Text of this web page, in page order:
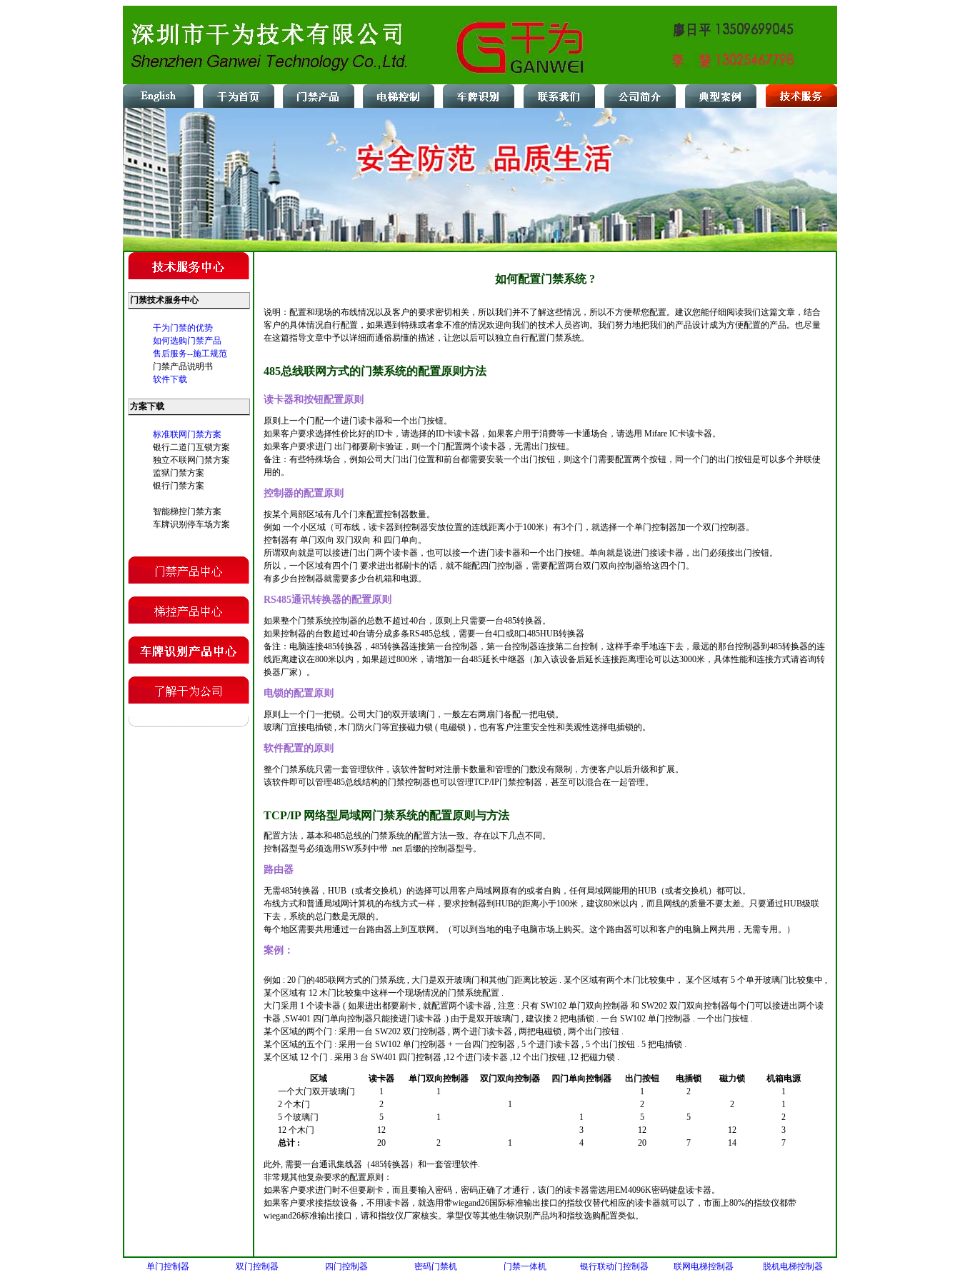
门禁技术服务中心
干为门禁的优势
如何选购门禁产品
售后服务--施工规范
门禁产品说明书
软件下载
方案下载
标准联网门禁方案
银行二道门互锁方案
独立不联网门禁方案
监狱门禁方案
银行门禁方案
智能梯控门禁方案
车牌识别停车场方案
如何配置门禁系统 ?
说明：配置和现场的布线情况以及客户的要求密切相关，所以我们并不了解这些情况，所以不方便帮您配置。建议您能仔细阅读我们这篇文章，结合
客户的具体情况自行配置，如果遇到特殊或者拿不准的情况欢迎向我们的技术人员咨询。我们努力地把我们的产品设计成为方便配置的产品。也尽量
在这篇指导文章中予以详细而通俗易懂的描述，让您以后可以独立自行配置门禁系统。
485总线联网方式的门禁系统的配置原则方法
读卡器和按钮配置原则
原则上一个门配一个进门读卡器和一个出门按钮。
如果客户要求选择性价比好的ID卡，请选择的ID卡读卡器，如果客户用于消费等一卡通场合，请选用 Mifare IC卡读卡器。
如果客户要求进门 出门都要刷卡验证，则一个门配置两个读卡器，无需出门按钮。
备注：有些特殊场合，例如公司大门出门位置和前台都需要安装一个出门按钮，则这个门需要配置两个按钮，同一个门的出门按钮是可以多个并联使
用的。
控制器的配置原则
按某个局部区域有几个门来配置控制器数量。
例如 一个小区域（可布线，读卡器到控制器安放位置的连线距离小于100米）有3个门，就选择一个单门控制器加一个双门控制器。
控制器有 单门双向 双门双向 和 四门单向。
所谓双向就是可以接进门出门两个读卡器，也可以接一个进门读卡器和一个出门按钮。单向就是说进门接读卡器，出门必须接出门按钮。
所以，一个区域有四个门 要求进出都刷卡的话，就不能配四门控制器，需要配置两台双门双向控制器给这四个门。
有多少台控制器就需要多少台机箱和电源。
RS485通讯转换器的配置原则
如果整个门禁系统控制器的总数不超过40台，原则上只需要一台485转换器。
如果控制器的台数超过40台请分成多条RS485总线，需要一台4口或8口485HUB转换器
备注：电脑连接485转换器，485转换器连接第一台控制器，第一台控制器连接第二台控制，这样手牵手地连下去，最远的那台控制器到485转换器的连
线距离建议在800米以内，如果超过800米，请增加一台485延长中继器（加入该设备后延长连接距离理论可以达3000米，具体性能和连接方式请咨询转
换器厂家）。
电锁的配置原则
原则上一个门一把锁。公司大门的双开玻璃门，一般左右两扇门各配一把电锁。
玻璃门宜接电插锁 , 木门防火门等宜接磁力锁 ( 电磁锁 )，也有客户注重安全性和美观性选择电插锁的。
软件配置的原则
整个门禁系统只需一套管理软件，该软件暂时对注册卡数量和管理的门数没有限制，方便客户以后升级和扩展。
该软件即可以管理485总线结构的门禁控制器也可以管理TCP/IP门禁控制器，甚至可以混合在一起管理。
TCP/IP 网络型局域网门禁系统的配置原则与方法
配置方法，基本和485总线的门禁系统的配置方法一致。存在以下几点不同。
控制器型号必须选用SW系列中带 .net 后缀的控制器型号。
路由器
无需485转换器，HUB（或者交换机）的选择可以用客户局域网原有的或者自购，任何局域网能用的HUB（或者交换机）都可以。
布线方式和普通局域网计算机的布线方式一样，要求控制器到HUB的距离小于100米，建议80米以内，而且网线的质量不要太差。只要通过HUB级联
下去，系统的总门数是无限的。
每个地区需要共用通过一台路由器上到互联网。（可以到当地的电子电脑市场上购买。这个路由器可以和客户的电脑上网共用，无需专用。）
案例：
例如 : 20 门的485联网方式的门禁系统 , 大门是双开玻璃门和其他门距离比较远 . 某个区域有两个木门比较集中， 某个区域有 5 个单开玻璃门比较集中 ,
某个区域有 12 木门比较集中这样一个现场情况的门禁系统配置 .
大门采用 1 个读卡器 ( 如果进出都要刷卡 , 就配置两个读卡器 , 注意 : 只有 SW102 单门双向控制器 和 SW202 双门双向控制器每个门可以接进出两个读
卡器 ,SW401 四门单向控制器只能接进门读卡器 .) 由于是双开玻璃门 , 建议接 2 把电插锁 . 一台 SW102 单门控制器 . 一个出门按钮 .
某个区域的两个门 : 采用一台 SW202 双门控制器 , 两个进门读卡器 , 两把电磁锁 , 两个出门按钮 .
某个区域的五个门 : 采用一台 SW102 单门控制器 + 一台四门控制器 , 5 个进门读卡器 , 5 个出门按钮 . 5 把电插锁 .
某个区域 12 个门 . 采用 3 台 SW401 四门控制器 ,12 个进门读卡器 ,12 个出门按钮 ,12 把磁力锁 .
区域 读卡器 单门双向控制器 双门双向控制器 四门单向控制器 出门按钮 电插锁 磁力锁 机箱电源
一个大门双开玻璃门
1 1 1 2
1
2 个木门 2 1 2 2
1
5 个玻璃门 5 1 1 5 5
2
12 个木门 12 3 12 12
3
总计: 20 2 1 4 20 7 14 7
此外, 需要一台通讯集线器（485转换器）和一套管理软件.
非常规其他复杂要求的配置原则：
如果客户要求进门时不但要刷卡，而且要输入密码，密码正确了才通行，该门的读卡器需选用EM4096K密码键盘读卡器。
如果客户要求接指纹设备，不用读卡器，就选用带wiegand26国际标准输出接口的指纹仪替代相应的读卡器就可以了，市面上80%的指纹仪都带
wiegand26标准输出接口，请和指纹仪厂家核实。掌型仪等其他生物识别产品均和指纹选购配置类似。
单门控制器 双门控制器 四门控制器 密码门禁机 门禁一体机 银行联动门控制器 联网电梯控制器 脱机电梯控制器